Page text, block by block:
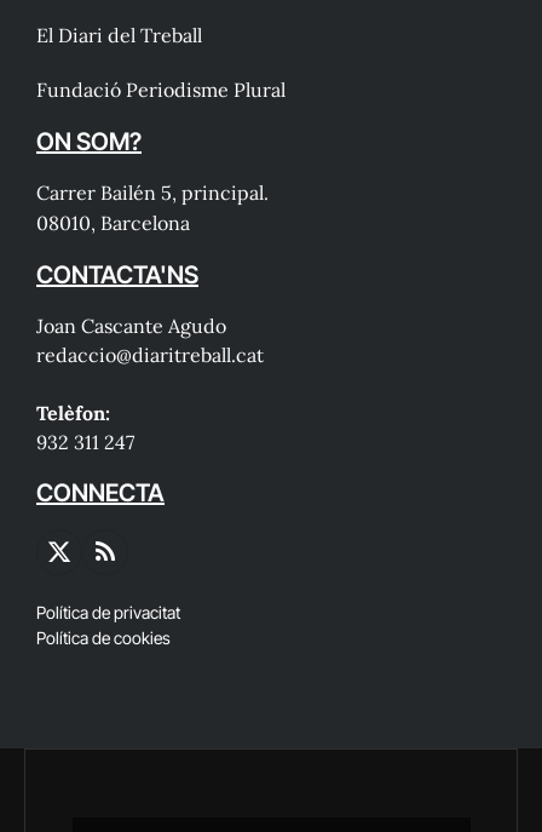
El Diari del Treball
Fundació Periodisme Plural
ON SOM?
Carrer Bailén 5, principal.
08010, Barcelona
CONTACTA'NS
Joan Cascante Agudo
redaccio@diaritreball.cat
Telèfon:
932 311 247
CONNECTA
X
RSS
Política de privacitat
Política de cookies